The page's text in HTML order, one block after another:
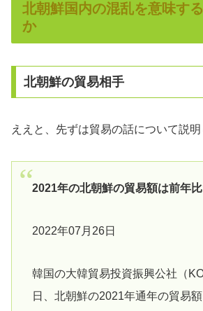
北朝鮮国内の混乱を意味す
か
北朝鮮の貿易相手
ええと、先ずは貿易の話について説明
2021年の北朝鮮の貿易額は前年
2022年07月26日
韓国の大韓貿易投資振興公社（
日、北朝鮮の2021年通年の貿易